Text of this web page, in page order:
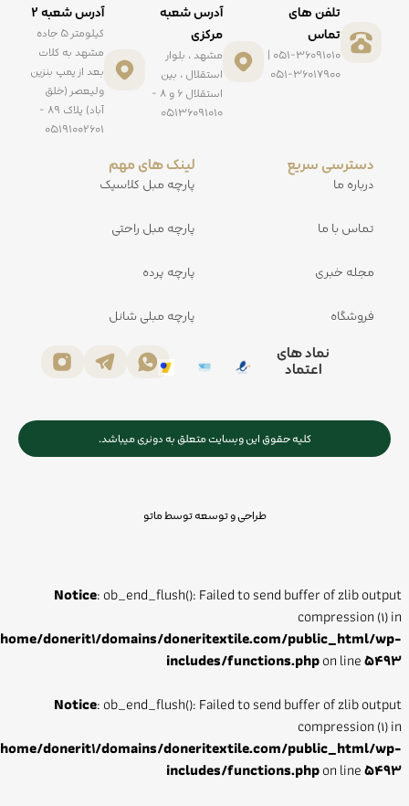
تلفن های
تماس
051-36091010 |
051-36017900
آدرس شعبه
مرکزی
مشهد ، بلوار
استقلال ، بین
استقلال ۶ و ۸ -
۰۵۱۳۶۰۹۱۰۱۰
آدرس شعبه ۲
کیلومتر ۵ جاده
مشهد به کلات
بعد از پمپ بنزین
ولیعصر (خلق
آباد) پلاک ۸۹ -
۰۵۱۹۱۰۰۲۶۰۱
دسترسی سریع
درباره ما
تماس با ما
مجله خبری
فروشگاه
لینک های مهم
پارچه مبل کلاسیک
پارچه مبل راحتی
پارچه پرده
پارچه مبلی شانل
نماد های
اعتماد
کلیه حقوق این وبسایت متعلق به دونری میباشد.
طراحی و توسعه توسط ماتو
Notice: ob_end_flush(): Failed to send buffer of zlib output
compression (1) in
/home/donerit1/domains/doneritextile.com/public_html/wp-
includes/functions.phpon line5493
Notice: ob_end_flush(): Failed to send buffer of zlib output
compression (1) in
/home/donerit1/domains/doneritextile.com/public_html/wp-
includes/functions.phpon line5493